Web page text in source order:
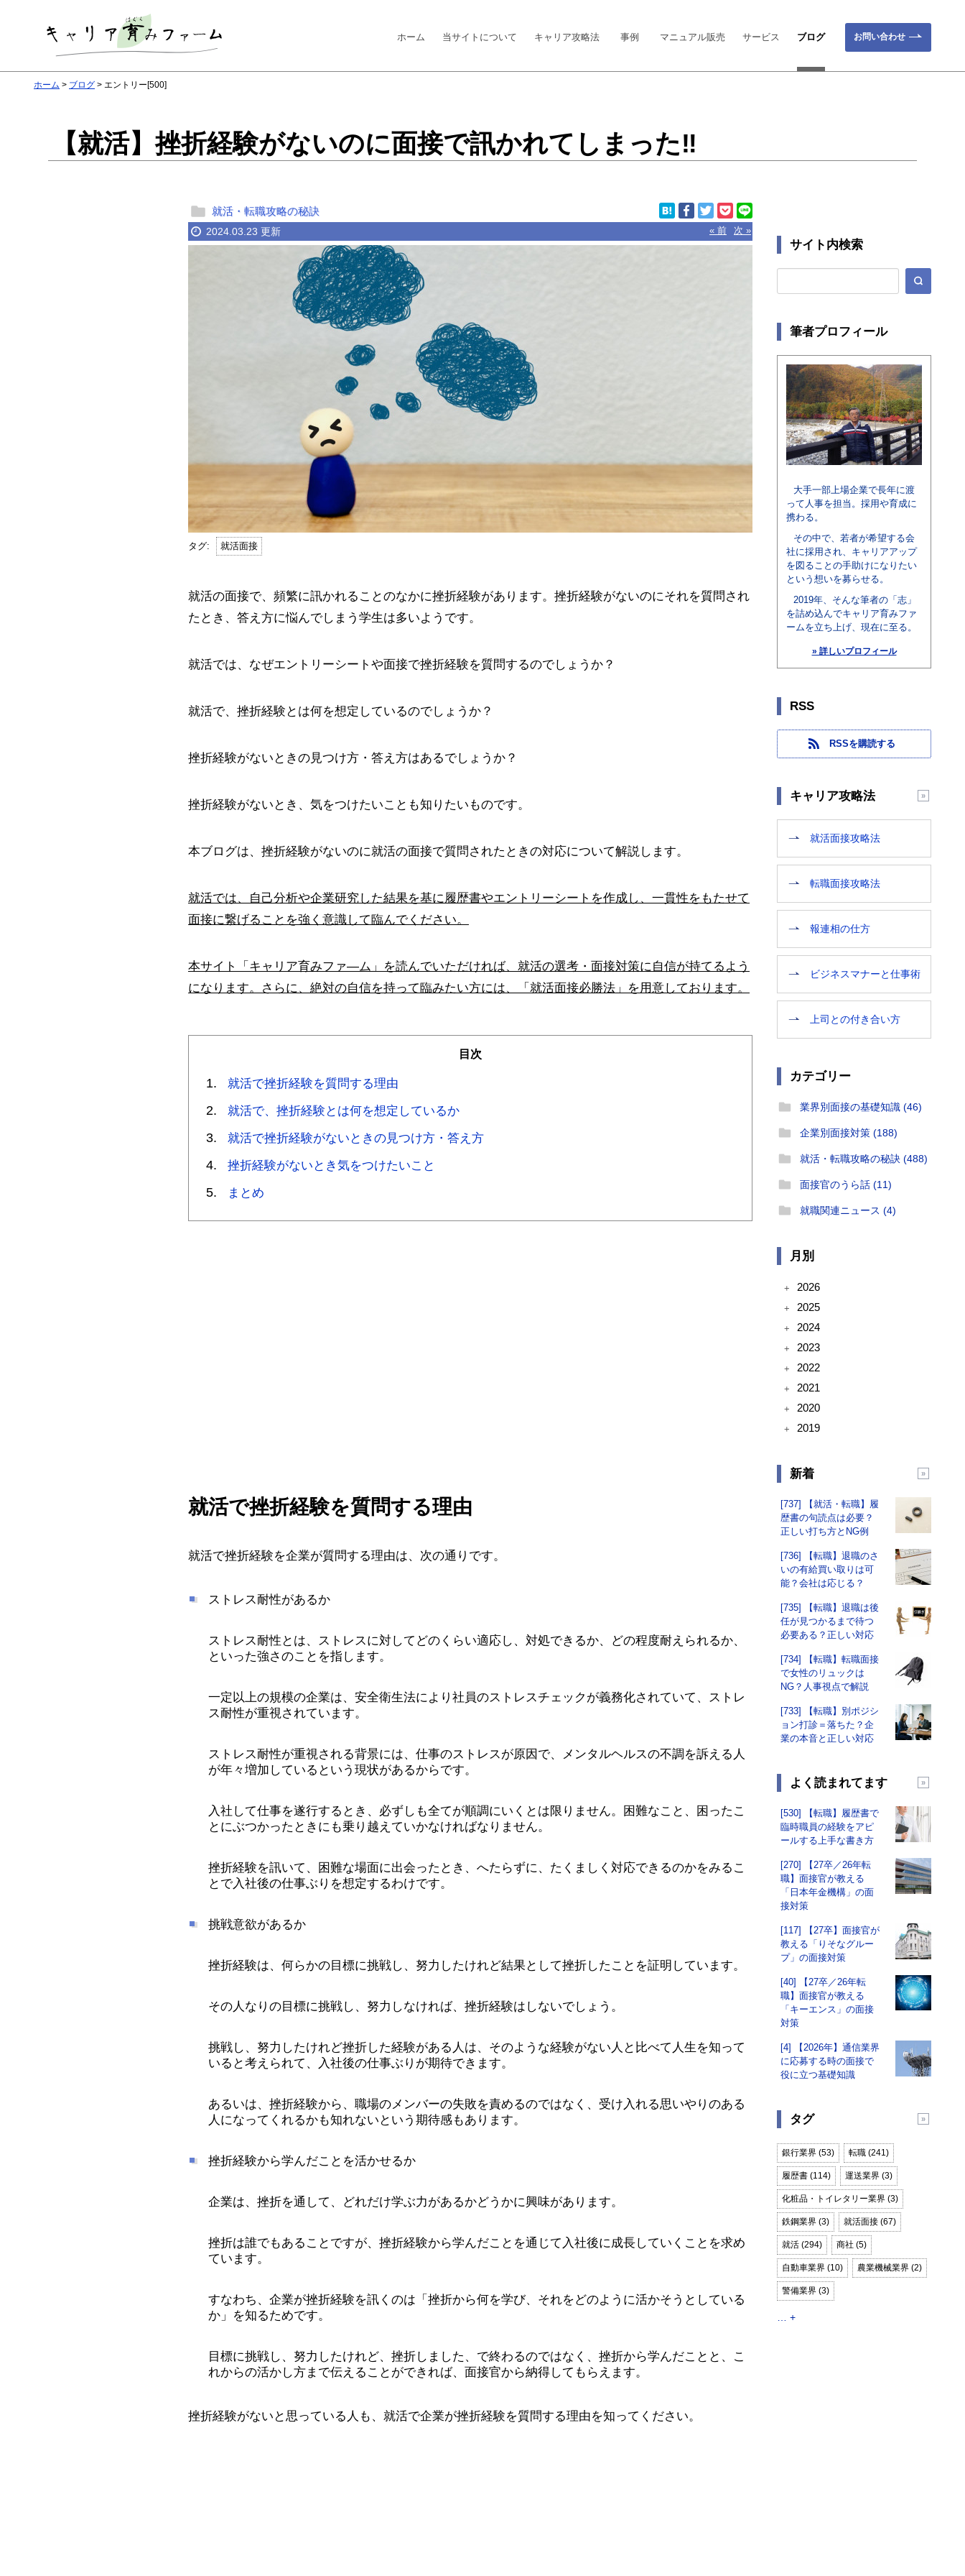
お問い合わせ
ホーム 当サイトについて キャリア攻略法 事例 マニュアル販売 サービス ブログ
ホーム ブログ エントリー[500]
【就活】挫折経験がないのに面接で訊かれてしまった‼
就活・転職攻略の秘訣
2024.03.23 更新 次 »
« 前
就活面接
就活の面接で、頻繁に訊かれることのなかに挫折経験があります。挫折経験がないのにそれを質問され
たとき、答え方に悩んでしまう学生は多いようです。
就活では、なぜエントリーシートや面接で挫折経験を質問するのでしょうか？
就活で、挫折経験とは何を想定しているのでしょうか？
挫折経験がないときの見つけ方・答え方はあるでしょうか？
挫折経験がないとき、気をつけたいことも知りたいものです。
本ブログは、挫折経験がないのに就活の面接で質問されたときの対応について解説します。
就活では、自己分析や企業研究した結果を基に履歴書やエントリーシートを作成し、一貫性をもたせて
面接に繋げることを強く意識して臨んでください。
本サイト「キャリア育みファ―ム」を読んでいただければ、就活の選考・面接対策に自信が持てるよう
になります。さらに、絶対の自信を持って臨みたい方には、「就活面接必勝法」を用意しております。
目次
就活で挫折経験を質問する理由
就活で、挫折経験とは何を想定しているか
就活で挫折経験がないときの見つけ方・答え方
挫折経験がないとき気をつけたいこと
まとめ
就活で挫折経験を質問する理由
就活で挫折経験を企業が質問する理由は、次の通りです。
ストレス耐性があるか
ストレス耐性とは、ストレスに対してどのくらい適応し、対処できるか、どの程度耐えられるか、
といった強さのことを指します。
一定以上の規模の企業は、安全衛生法により社員のストレスチェックが義務化されていて、ストレ
ス耐性が重視されています。
ストレス耐性が重視される背景には、仕事のストレスが原因で、メンタルヘルスの不調を訴える人
が年々増加しているという現状があるからです。
入社して仕事を遂行するとき、必ずしも全てが順調にいくとは限りません。困難なこと、困ったこ
とにぶつかったときにも乗り越えていかなければなりません。
挫折経験を訊いて、困難な場面に出会ったとき、へたらずに、たくましく対応できるのかをみるこ
とで入社後の仕事ぶりを想定するわけです。
挑戦意欲があるか
挫折経験は、何らかの目標に挑戦し、努力したけれど結果として挫折したことを証明しています。
その人なりの目標に挑戦し、努力しなければ、挫折経験はしないでしょう。
挑戦し、努力したけれど挫折した経験がある人は、そのような経験がない人と比べて人生を知って
いると考えられて、入社後の仕事ぶりが期待できます。
あるいは、挫折経験から、職場のメンバーの失敗を責めるのではなく、受け入れる思いやりのある
人になってくれるかも知れないという期待感もあります。
挫折経験から学んだことを活かせるか
企業は、挫折を通して、どれだけ学ぶ力があるかどうかに興味があります。
挫折は誰でもあることですが、挫折経験から学んだことを通じて入社後に成長していくことを求め
ています。
すなわち、企業が挫折経験を訊くのは「挫折から何を学び、それをどのように活かそうとしている
か」を知るためです。
目標に挑戦し、努力したけれど、挫折しました、で終わるのではなく、挫折から学んだことと、こ
れからの活かし方まで伝えることができれば、面接官から納得してもらえます。
挫折経験がないと思っている人も、就活で企業が挫折経験を質問する理由を知ってください。
サイト内検索
筆者プロフィール
大手一部上場企業で長年に渡
って人事を担当。採用や育成に
携わる。
その中で、若者が希望する会
社に採用され、キャリアアップ
を図ることの手助けになりたい
という想いを募らせる。
2019年、そんな筆者の「志」
を詰め込んでキャリア育みファ
ームを立ち上げ、現在に至る。
» 詳しいプロフィール
RSS
RSSを購読する
キャリア攻略法
就活面接攻略法
転職面接攻略法
報連相の仕方
ビジネスマナーと仕事術
上司との付き合い方
カテゴリー
業界別面接の基礎知識 (46)
企業別面接対策 (188)
就活・転職攻略の秘訣 (488)
面接官のうら話 (11)
就職関連ニュース (4)
月別
+ 2026
+ 2025
+ 2024
+ 2023
+ 2022
+ 2021
+ 2020
+ 2019
新着
[737] 【就活・転職】履
歴書の句読点は必要？
正しい打ち方とNG例
[736] 【転職】退職のさ
いの有給買い取りは可
能？会社は応じる？
[735] 【転職】退職は後
任が見つかるまで待つ
必要ある？正しい対応
[734] 【転職】転職面接
で女性のリュックは
NG？人事視点で解説
[733] 【転職】別ポジシ
ョン打診＝落ちた？企
業の本音と正しい対応
よく読まれてます
[530] 【転職】履歴書で
臨時職員の経験をアピ
ールする上手な書き方
[270] 【27卒／26年転
職】面接官が教える
「日本年金機構」の面
接対策
[117] 【27卒】面接官が
教える「りそなグルー
プ」の面接対策
[40] 【27卒／26年転
職】面接官が教える
「キーエンス」の面接
対策
[4] 【2026年】通信業界
に応募する時の面接で
役に立つ基礎知識
タグ
銀行業界 (53) 転職 (241)
履歴書 (114) 運送業界 (3)
化粧品・トイレタリー業界 (3)
鉄鋼業界 (3) 就活面接 (67)
就活 (294) 商社 (5)
自動車業界 (10) 農業機械業界 (2)
警備業界 (3)
… +